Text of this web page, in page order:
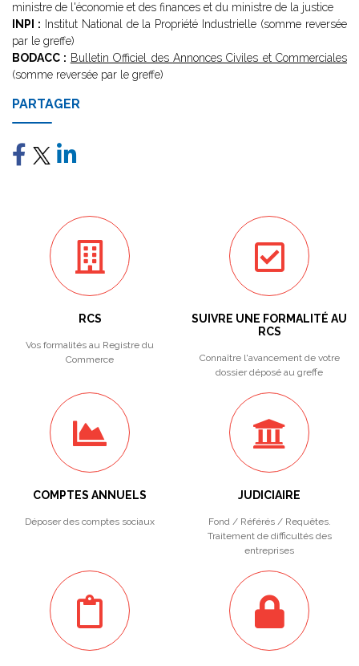
ministre de l'économie et des finances et du ministre de la justice
INPI : Institut National de la Propriété Industrielle (somme reversée
par le greffe)
BODACC : Bulletin Officiel des Annonces Civiles et Commerciales
(somme reversée par le greffe)
PARTAGER
RCS
Vos formalités au Registre du
Commerce
SUIVRE UNE FORMALITÉ AU
RCS
Connaître l'avancement de votre
dossier déposé au greffe
COMPTES ANNUELS
Déposer des comptes sociaux
JUDICIAIRE
Fond / Référés / Requêtes.
Traitement de difficultés des
entreprises